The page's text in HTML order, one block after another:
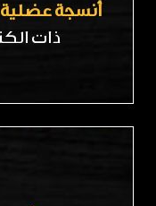
أنسجة عضلية
ذات